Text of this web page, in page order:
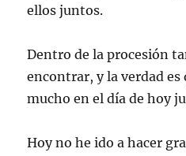
ellos juntos.
Dentro de la procesión
encontrar, y la verdad
mucho en el día de hoy
Hoy no he ido a hacer